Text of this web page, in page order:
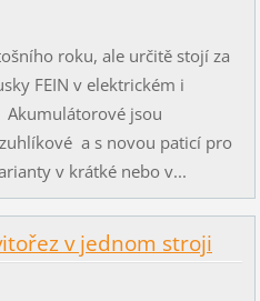
roku, ale určitě stojí za
FEIN v elektrickém i
jsou
a s novou paticí pro
v krátké nebo v...
v jednom stroji